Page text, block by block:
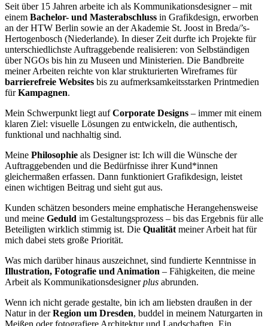
Seit über 15 Jahren arbeite ich als Kommunikationsdesigner – mit
einem Bachelor- und Masterabschluss in Grafikdesign, erworben
an der HTW Berlin sowie an der Akademie St. Joost in Breda/’s-
Hertogenbosch (Niederlande). In dieser Zeit durfte ich Projekte für
unterschiedlichste Auftraggebende realisieren: von Selbständigen
über NGOs bis hin zu Museen und Ministerien. Die Bandbreite
meiner Arbeiten reichte von klar strukturierten Wireframes für
barrierefreie Websites bis zu aufmerksamkeitsstarken Printmedien
fürKampagnen.
Mein Schwerpunkt liegt aufCorporate Designs – immer mit einem
klaren Ziel: visuelle Lösungen zu entwickeln, die authentisch,
funktional und nachhaltig sind.
Meine Philosophie als Designer ist: Ich will die Wünsche der
Auftraggebenden und die Bedürfnisse ihrer Kund*innen
gleichermaßen erfassen. Dann funktioniert Grafikdesign, leistet
einen wichtigen Beitrag und sieht gut aus.
Kunden schätzen besonders meine emphatische Herangehensweise
und meine Geduld im Gestaltungsprozess – bis das Ergebnis für alle
Beteiligten wirklich stimmig ist. Die Qualität meiner Arbeit hat für
mich dabei stets große Priorität.
Was mich darüber hinaus auszeichnet, sind fundierte Kenntnisse in
Illustration, Fotografie und Animation – Fähigkeiten, die meine
Arbeit als Kommunikationsdesignerplus abrunden.
Wenn ich nicht gerade gestalte, bin ich am liebsten draußen in der
Natur in derRegion um Dresden, buddel in meinem Naturgarten in
Meißen oder fotografiere Architektur und Landschaften. Ein